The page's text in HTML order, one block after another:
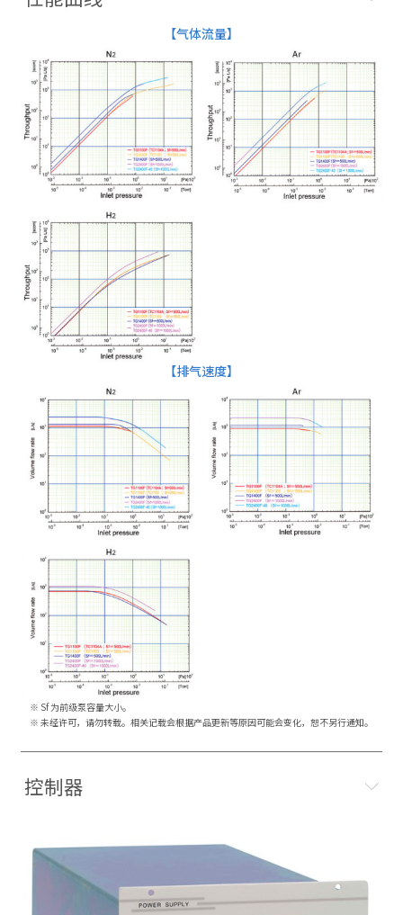
【气体流量】
【排气速度】
※ Sf 为前级泵容量大小。
※ 未经许可，请勿转载。相关记载会根据产品更新等原因可能会变化，恕不另行通知。
控制器